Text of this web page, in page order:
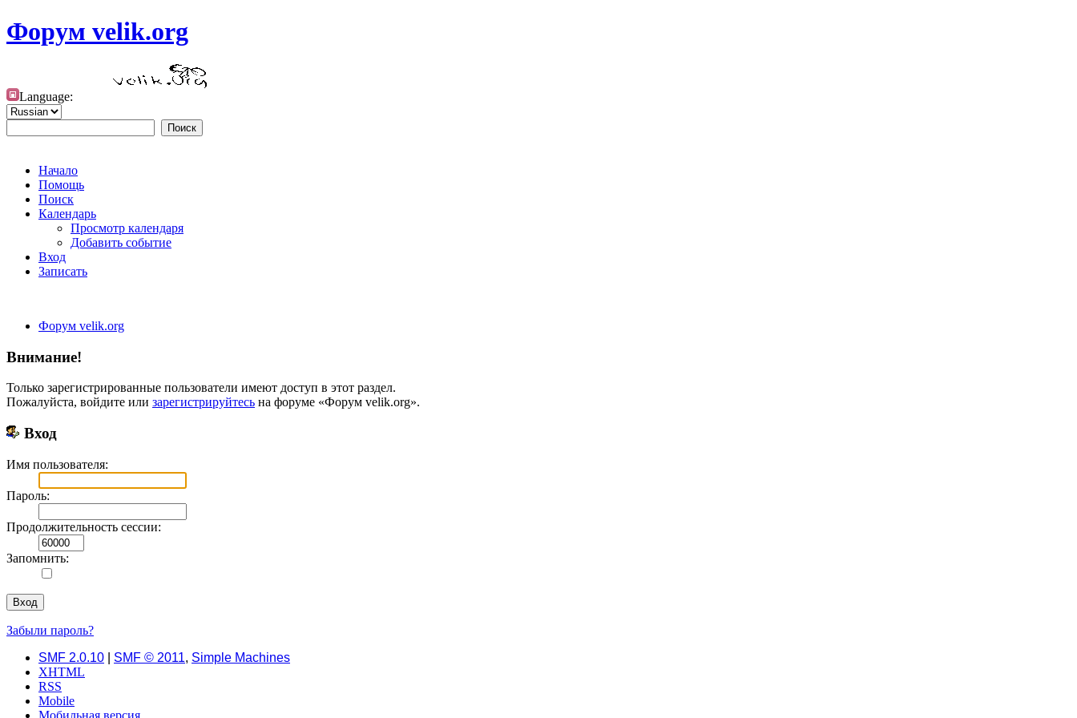
Форум velik.org
Language:
Начало
Помощь
Поиск
Календарь
Просмотр календаря
Добавить событие
Вход
Записать
Форум velik.org
Внимание!
Только зарегистрированные пользователи имеют доступ в этот раздел.
Пожалуйста, войдите или зарегистрируйтесь на форуме «Форум velik.org».
Вход
Имя пользователя:
Пароль:
Продолжительность сессии:
Запомнить:
Забыли пароль?
SMF 2.0.10
SMF © 2011, Simple Machines
XHTML
RSS
Mobile
Мобильная версия